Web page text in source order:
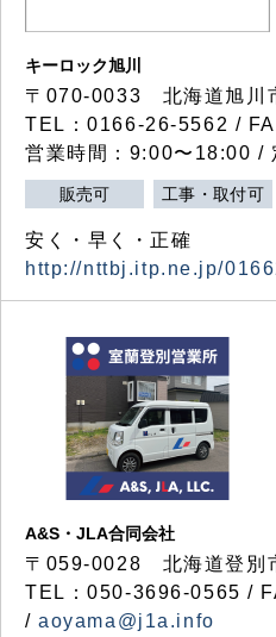
キーロック旭川
〒070-0033 北海道旭川
TEL：0166-26-5562 /
営業時間：9:00〜18:00 /
販売可 工事・取付可
安く・早く・正確
http://nttbj.itp.ne.jp/
A&S・JLA合同会社
〒 059-0028 北海道登別
TEL：050-3696-0565 /
/aoyama@j1a.info